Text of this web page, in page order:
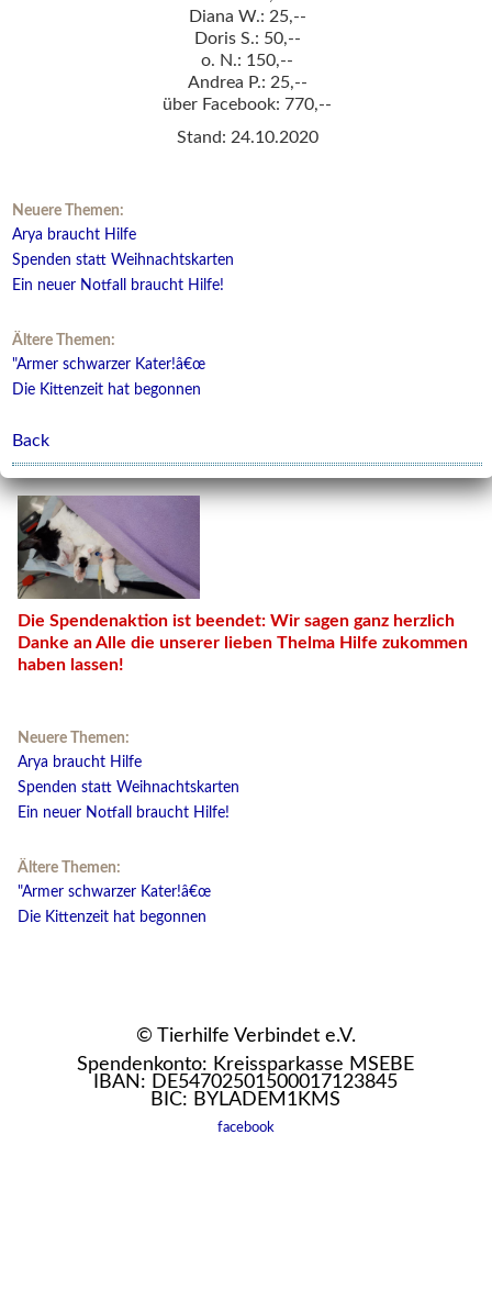
Diana W.: 25,--
Doris S.: 50,--
o. N.: 150,--
Andrea P.: 25,--
über Facebook: 770,--
Stand: 24.10.2020
Neuere Themen:
Arya braucht Hilfe
Spenden statt Weihnachtskarten
Ein neuer Notfall braucht Hilfe!
Ältere Themen:
"Armer schwarzer Kater!â€œ
Die Kittenzeit hat begonnen
Back
Die Spendenaktion ist beendet: Wir sagen ganz herzlich
Danke an Alle die unserer lieben Thelma Hilfe zukommen
haben lassen!
Neuere Themen:
Arya braucht Hilfe
Spenden statt Weihnachtskarten
Ein neuer Notfall braucht Hilfe!
Ältere Themen:
"Armer schwarzer Kater!â€œ
Die Kittenzeit hat begonnen
© Tierhilfe Verbindet e.V.
Spendenkonto: Kreissparkasse MSEBE
IBAN: DE54702501500017123845
BIC: BYLADEM1KMS
facebook